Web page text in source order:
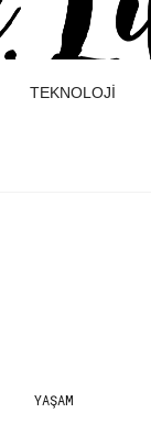
TEKNOLOJI
YAŞAM